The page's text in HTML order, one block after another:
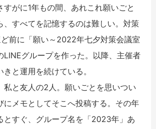
がに1年もの間、あれこれ願いごと
、すべてを記憶するのは難しい。対策
前に「願い～2022年七夕対策会議室
LINEグループを作った。以降、主催者
と運用を続けている。
と友人の2人。願いごとを思いつい
にメモとしてそこへ投稿する。その年
とすぐ、グループ名を「2023年」あ